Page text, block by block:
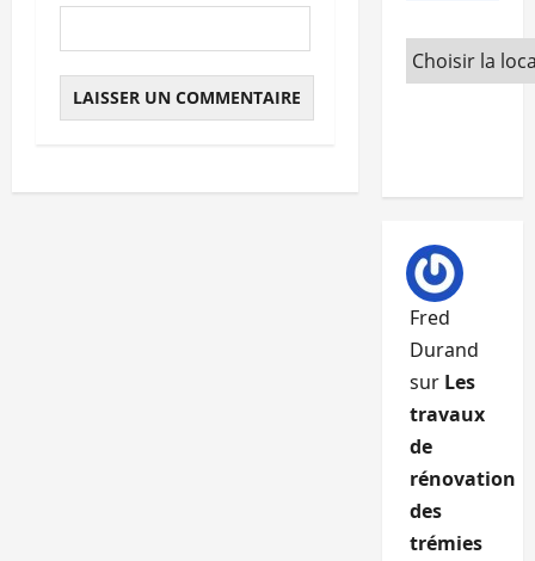
Fred
Durand
sur Les
travaux
de
rénovation
des
trémies